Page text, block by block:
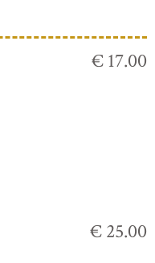
€ 17.00
€ 25.00